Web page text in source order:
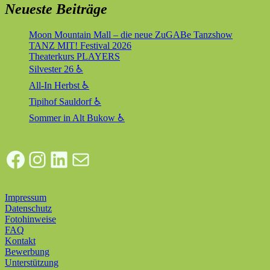
Neueste Beiträge
Moon Mountain Mall – die neue ZuGABe Tanzshow
TANZ MIT! Festival 2026
Theaterkurs PLAYERS
Silvester 26 ♿
All-In Herbst ♿
Tipihof Sauldorf ♿
Sommer in Alt Bukow ♿
Facebook
Instagram
LinkedIn
E-Mail
Impressum
Datenschutz
Fotohinweise
FAQ
Kontakt
Bewerbung
Unterstützung